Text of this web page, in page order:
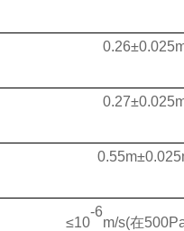
≤10
-6
m/s(在